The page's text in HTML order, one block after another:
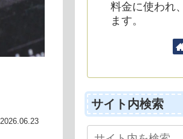
2026.06.23
料金に使われ
ます。
サイト内検索